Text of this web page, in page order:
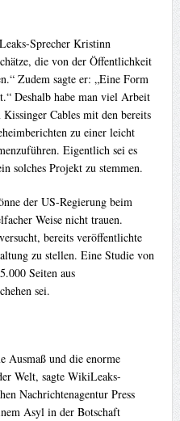
Sprecher Kristinn
die von der Öffentlichkeit
Zudem sagte er: „Eine Form
Deshalb habe man viel Arbeit
Cables mit den bereits
zu einer leicht
Eigentlich sei es
solches Projekt zu stemmen.
der US-Regierung beim
Weise nicht trauen.
bereits veröffentlichte
zu stellen. Eine Studie von
Seiten aus
sei.
Ausmaß und die enorme
Welt, sagte WikiLeaks-
Nachrichtenagentur Press
Asyl in der Botschaft